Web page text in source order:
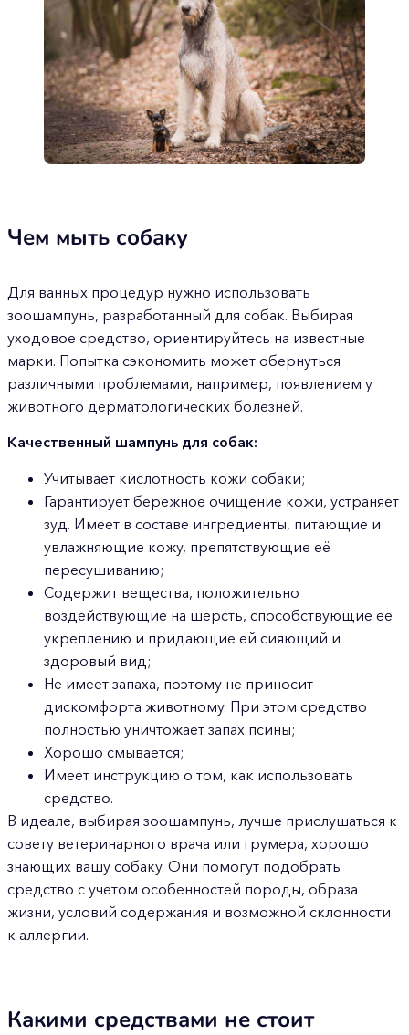
Чем мыть собаку
Для ванных процедур нужно использовать
зоошампунь, разработанный для собак. Выбирая
уходовое средство, ориентируйтесь на известные
марки. Попытка сэкономить может обернуться
различными проблемами, например, появлением у
животного дерматологических болезней.
Качественный шампунь для собак:
Учитывает кислотность кожи собаки;
Гарантирует бережное очищение кожи, устраняет
зуд. Имеет в составе ингредиенты, питающие и
увлажняющие кожу, препятствующие её
пересушиванию;
Содержит вещества, положительно
воздействующие на шерсть, способствующие ее
укреплению и придающие ей сияющий и
здоровый вид;
Не имеет запаха, поэтому не приносит
дискомфорта животному. При этом средство
полностью уничтожает запах псины;
Хорошо смывается;
Имеет инструкцию о том, как использовать
средство.
В идеале, выбирая зоошампунь, лучше прислушаться к
совету ветеринарного врача или грумера, хорошо
знающих вашу собаку. Они помогут подобрать
средство с учетом особенностей породы, образа
жизни, условий содержания и возможной склонности
к аллергии.
Какими средствами не стоит